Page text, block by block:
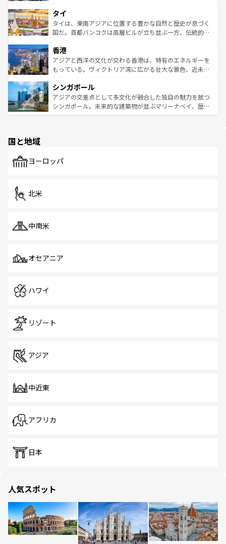
リティに包まれながら、韓国の多彩な魅力を心ゆくまで味
わってみてほしい。 なお、新着の韓国情報はコンテンツ一
覧を参照してほしい。
急速な発展と共に伝統が息づく。ハノイの古い町並みやホ
ーチミン市のフランス統治時代の建物も、独特の雰囲気を
醸し出している。また、バラエティの豊かさとおいしさで
とつ。フォーやバインミー、ベトナムコーヒーなどは、ぜ
ひ現地で味わいたい。どの地域を訪れてもあたたかい人々
が旅行者を迎えてくれるので、きっと忘れられない旅にな
参照してほしい。
タイ
タイは、東南アジアに位置する豊かな自然と歴史が息づく
国だ。首都バンコクは高層ビルが立ち並ぶ一方、伝統的な
の活気が交差している。北部ではチェンマイなどの山岳地
帯で自然と触れ合い、南部ではプーケットやクラビの美し
いビーチでリゾート気分を楽しむことができる。タイ料理
激する。気候は一年中温暖で、どの季節にも異なる楽しみ
が待っている。親しみやすいタイの人々、仏教を中心とし
た文化、そして多様な観光資源が、訪れる旅人を魅了し続
香港
アジアと西洋の文化が交わる香港は、特有のエネルギーを
もっている。ヴィクトリア湾に広がる壮大な景色、近未来
み、どこを訪れても感動するはず。観光スポットが密集し
ており、効率よく見どころを回れるのも魅力。息をのむよ
うな絶景から文化的な体験まで、香港を存分に楽しみ尽く
シンガポール
アジアの交差点として多文化が融合した独自の魅力を放つ
シンガポール。未来的な建築物が並ぶマリーナベイ、歴史
で、ホーカーズは地元の風情を楽しめる外せないスポット
国と地域
ヨーロッパ
北米
中南米
オセアニア
ハワイ
リゾート
アジア
中近東
アフリカ
日本
人気スポット